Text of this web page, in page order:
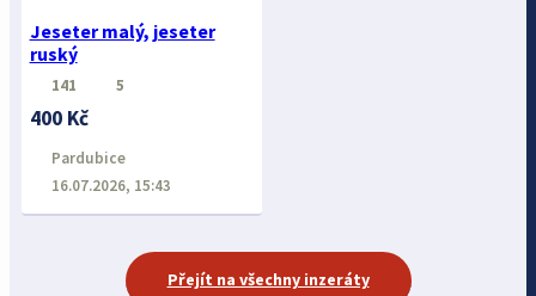
Jeseter malý, jeseter
ruský
141 5
400 Kč
Pardubice
16.07.2026, 15:43
Přejít na všechny inzeráty